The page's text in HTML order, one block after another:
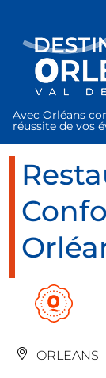
Avec Orléans
réussite de vos
ORLEANS